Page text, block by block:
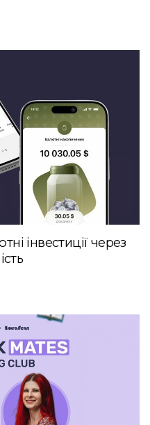
інвестиції через